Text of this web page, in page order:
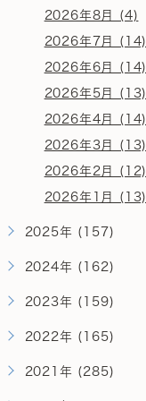
2026年8月 (4)
2026年7月 (14)
2026年6月 (14)
2026年5月 (13)
2026年4月 (14)
2026年3月 (13)
2026年2月 (12)
2026年1月 (13)
2025年 (157)
2024年 (162)
2023年 (159)
2022年 (165)
2021年 (285)